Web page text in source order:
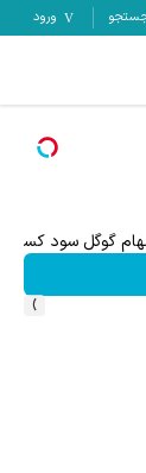
ورود
سهام گوگل سود کسب
›